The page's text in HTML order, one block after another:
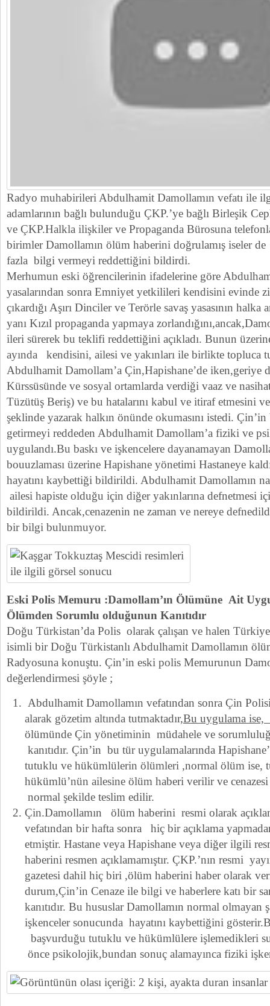
Radyo muhabirileri Abdulhamit Damollamın vefatı ile
adamlarının bağlı bulunduğu ÇKP.’ye bağlı Birleşik
ve ÇKP.Halkla ilişkiler ve Propaganda Bürosuna
birimler Damollamın ölüm haberini doğrulamış iseler
fazla bilgi vermeyi reddettiğini bildirdi.
Merhumun eski öğrencilerinin ifadelerine göre
yasalarından sonra Emniyet yetkilileri kendisini evinde
çıkardığı Aşırı Dinciler ve Terörle savaş yasasının halka
yanı Kızıl propaganda yapmaya
ileri sürerek bu teklifi reddettiğini açıkladı. Bunun
ayında kendisini, ailesi ve yakınları ile birlikte topluca
Abdulhamit Damollam’a Çin,Hapishane’de iken,geriye
Kürssüsünde ve sosyal ortamlarda verdiği vaaz ve
Tüzütüş Beriş) ve bu hatalarını kabul ve itiraf etmesini
şeklinde yazarak halkın önünde okumasını istedi.
getirmeyi reddeden Abdulhamit Damollam’a fiziki ve
uygulandı.Bu baskı ve işkencelere dayanamayan
bouuzlaması üzerine Hapishane yönetimi Hastaneye
hayatını kaybettiği bildirildi. Abdulhamit Damollamın
ailesi hapiste olduğu için diğer yakınlarına defnetmesi
bildirildi. Ancak,cenazenin ne zaman ve nereye
bir bilgi bulunmuyor.
Eski Polis Memuru :Damollam’ın Ölümüne Ait
Ölümden Sorumlu olduğunun Kanıtıdır
Doğu Türkistan’da Polis olarak çalışan ve halen
isimli bir Doğu Türkistanlı Abdulhamit Damollamın
Radyosuna konuştu. Çin’in eski polis Memurunun
değerlendirmesi şöyle ;
Abdulhamit Damollamın vefatından sonra Çin
alarak gözetim altında tutmaktadır,Bu uygulama
ölümünde Çin yönetiminin müdahele ve
kanıtıdır. Çin’in bu tür uygulamalarında
tutuklu ve hükümlülerin ölümleri ,normal ölüm ise,
hükümlü’nün ailesine ölüm haberi verilir ve cenazesi
normal şekilde teslim edilir.
Çin.Damollamın ölüm haberini resmi olarak
vefatından bir hafta sonra hiç bir açıklama
etmiştir. Hastane veya Hapishane veya diğer ilgili
haberini resmen açıklamamıştır. ÇKP.’nın resmi
gazetesi dahil hiç biri ,ölüm haberini haber olarak
durum,Çin’in Cenaze ile bilgi ve haberlere katı bir
kanıtıdır. Bu hususlar Damollamın normal olmayan
işkenceler sonucunda hayatını kaybettiğini
başvurduğu tutuklu ve hükümlülere işlemedikleri
önce psikolojik,bundan sonuç alamayınca fiziki